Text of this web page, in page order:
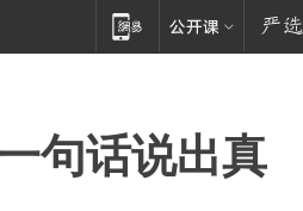
句话说出真